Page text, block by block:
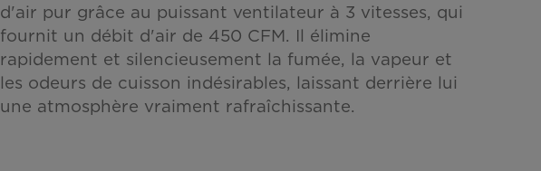
d'air pur grâce au puissant ventilateur à 3 vitesses, qui
fournit un débit d'air de 450 CFM. Il élimine
rapidement et silencieusement la fumée, la vapeur et
les odeurs de cuisson indésirables, laissant derrière lui
une atmosphère vraiment rafraîchissante.